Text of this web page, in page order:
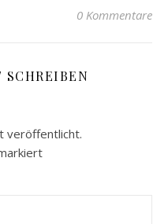
0 Kommentare
SCHREIBEN
veröffentlicht.